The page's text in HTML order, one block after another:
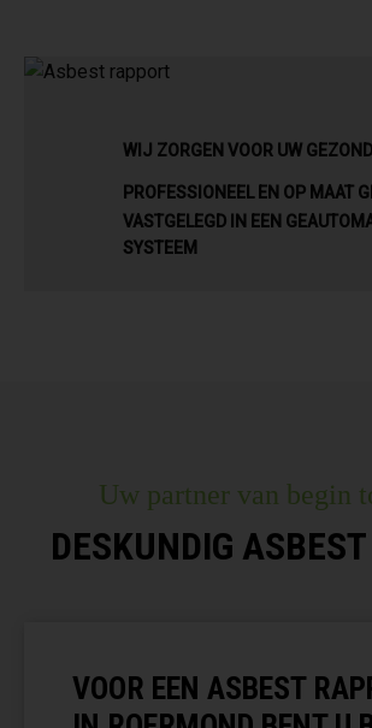
WIJ ZORGEN VOOR UW
PROFESSIONEEL EN OP MAAT
VASTGELEGD IN EEN
SYSTEEM
Uw partner van begin
DESKUNDIG
VOOR EEN ASBEST